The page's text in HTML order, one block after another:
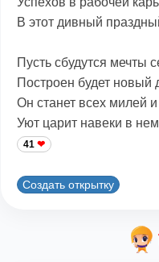
В этот дивный
Пусть сбудутся мечты
Построен будет новый
Он станет всех милей
Уют царит навеки в
41
Создать открытку